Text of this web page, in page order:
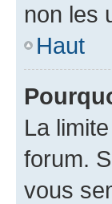
non les
Haut
La
forum.
vous